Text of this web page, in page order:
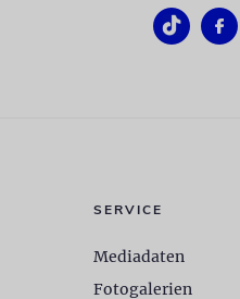
SERVICE
Mediadaten
Fotogalerien